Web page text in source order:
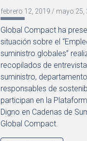
febrero 12, 2019 / mayo 25,
Global Compact ha
situación sobre el
suministro globales”
recopilados de
suministro,
responsables de
participan en la
Digno en Cadenas de
Global Compact.